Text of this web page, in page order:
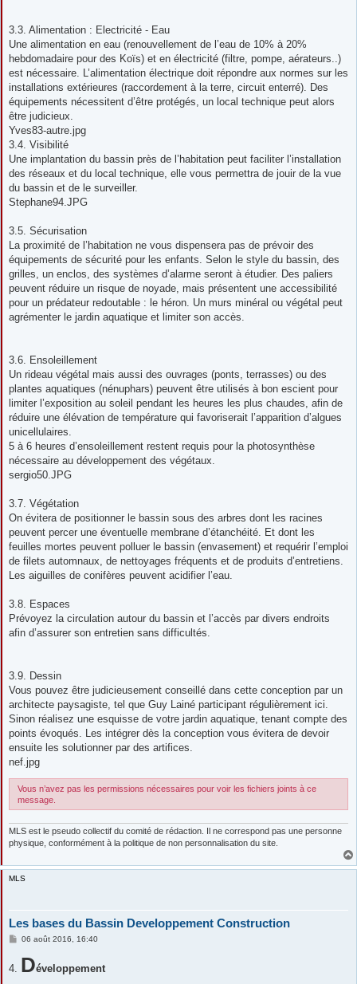
3.3. Alimentation : Electricité - Eau
Une alimentation en eau (renouvellement de l’eau de 10% à 20%
hebdomadaire pour des Koïs) et en électricité (filtre, pompe, aérateurs..)
est nécessaire. L’alimentation électrique doit répondre aux normes sur les
installations extérieures (raccordement à la terre, circuit enterré). Des
équipements nécessitent d’être protégés, un local technique peut alors
être judicieux.
Yves83-autre.jpg
3.4. Visibilité
Une implantation du bassin près de l’habitation peut faciliter l’installation
des réseaux et du local technique, elle vous permettra de jouir de la vue
du bassin et de le surveiller.
Stephane94.JPG
3.5. Sécurisation
La proximité de l’habitation ne vous dispensera pas de prévoir des
équipements de sécurité pour les enfants. Selon le style du bassin, des
grilles, un enclos, des systèmes d’alarme seront à étudier. Des paliers
peuvent réduire un risque de noyade, mais présentent une accessibilité
pour un prédateur redoutable : le héron. Un murs minéral ou végétal peut
agrémenter le jardin aquatique et limiter son accès.
3.6. Ensoleillement
Un rideau végétal mais aussi des ouvrages (ponts, terrasses) ou des
plantes aquatiques (nénuphars) peuvent être utilisés à bon escient pour
limiter l’exposition au soleil pendant les heures les plus chaudes, afin de
réduire une élévation de température qui favoriserait l’apparition d’algues
unicellulaires.
5 à 6 heures d’ensoleillement restent requis pour la photosynthèse
nécessaire au développement des végétaux.
sergio50.JPG
3.7. Végétation
On évitera de positionner le bassin sous des arbres dont les racines
peuvent percer une éventuelle membrane d’étanchéité. Et dont les
feuilles mortes peuvent polluer le bassin (envasement) et requérir l’emploi
de filets automnaux, de nettoyages fréquents et de produits d’entretiens.
Les aiguilles de conifères peuvent acidifier l’eau.
3.8. Espaces
Prévoyez la circulation autour du bassin et l’accès par divers endroits
afin d’assurer son entretien sans difficultés.
3.9. Dessin
Vous pouvez être judicieusement conseillé dans cette conception par un
architecte paysagiste, tel que Guy Lainé participant régulièrement ici.
Sinon réalisez une esquisse de votre jardin aquatique, tenant compte des
points évoqués. Les intégrer dès la conception vous évitera de devoir
ensuite les solutionner par des artifices.
nef.jpg
Vous n’avez pas les permissions nécessaires pour voir les fichiers joints à ce
message.
MLS est le pseudo collectif du comité de rédaction. Il ne correspond pas une personne
physique, conformément à la politique de non personnalisation du site.
MLS
Les bases du Bassin Developpement Construction
M
s
06 août 2016, 16:40
4. Développement